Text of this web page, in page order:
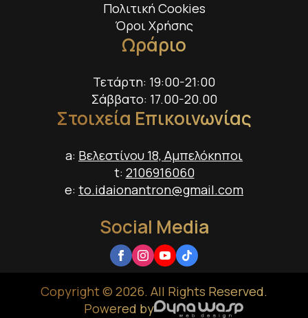
Πολιτική Cookies
Όροι Χρήσης
Ωράριο
Τετάρτη: 19:00-21:00
Σάββατο: 17.00-20.00
Στοιχεία Επικοινωνίας
a: Βελεστίνου 18, Αμπελόκηποι
t: 2106916060
e: to.idaionantron@gmail.com
Social Media
Copyright © 2026. All Rights Reserved.
Powered by